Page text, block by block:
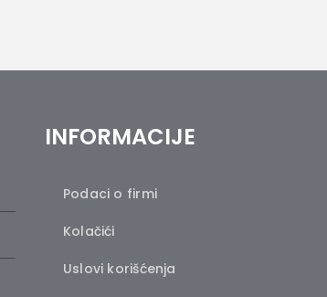
INFORMACIJE
Podaci o firmi
Kolačići
Uslovi korišćenja